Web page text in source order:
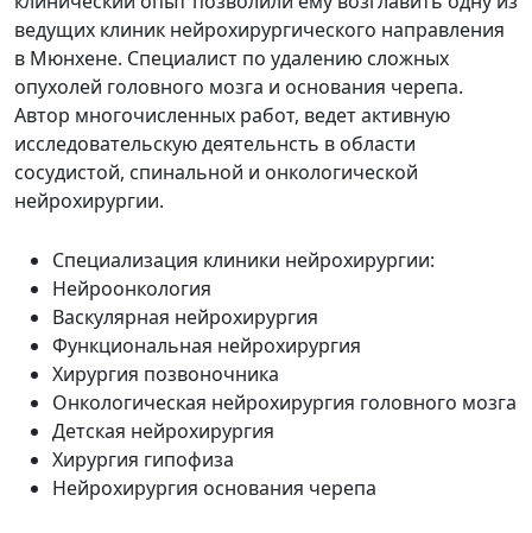
ведущих клиник нейрохирургического направления
в Мюнхене. Специалист по удалению сложных
опухолей головного мозга и основания черепа.
Автор многочисленных работ, ведет активную
исследовательскую деятельнсть в области
сосудистой, спинальной и онкологической
нейрохирургии.
Специализация клиники нейрохирургии:
Нейроонкология
Васкулярная нейрохирургия
Функциональная нейрохирургия
Хирургия позвоночника
Онкологическая нейрохирургия головного мозга
Детская нейрохирургия
Хирургия гипофиза
Нейрохирургия основания черепа